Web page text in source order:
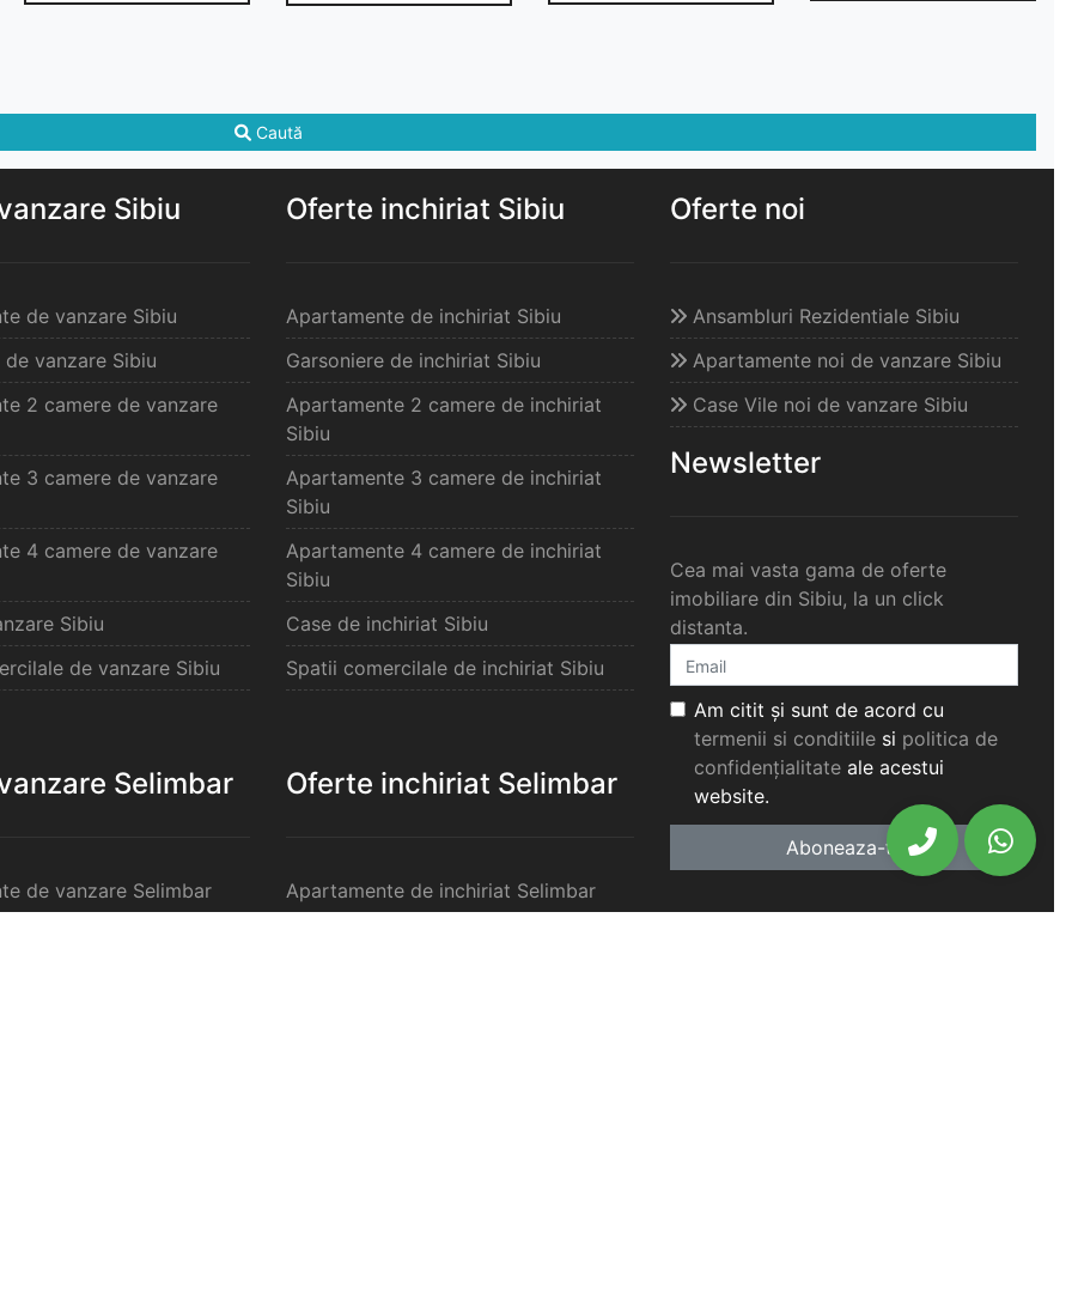
Caută
Sibiu
de vanzare Sibiu
de vanzare Sibiu
2 camere de vanzare
3 camere de vanzare
4 camere de vanzare
Sibiu
de vanzare Sibiu
Selimbar
de vanzare Selimbar
Oferte inchiriat Sibiu
Apartamente de inchiriat Sibiu
Garsoniere de inchiriat Sibiu
Apartamente 2 camere de inchiriat
Sibiu
Apartamente 3 camere de inchiriat
Sibiu
Apartamente 4 camere de inchiriat
Sibiu
Case de inchiriat Sibiu
Spatii comercilale de inchiriat Sibiu
Oferte inchiriat Selimbar
Apartamente de inchiriat Selimbar
Oferte noi
Ansambluri Rezidentiale Sibiu
Apartamente noi de vanzare Sibiu
Case Vile noi de vanzare Sibiu
Newsletter
Cea mai vasta gama de oferte
imobiliare din Sibiu, la un click
distanta.
Am citit și sunt de acord cu
termenii si conditiile si politica de
confidențialitate ale acestui
website.
Aboneaza-te